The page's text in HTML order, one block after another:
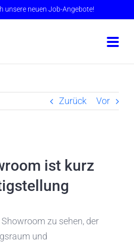
unsere neuen Job-Angebote!
Zurück Vor
ist kurz
zu sehen, der
und